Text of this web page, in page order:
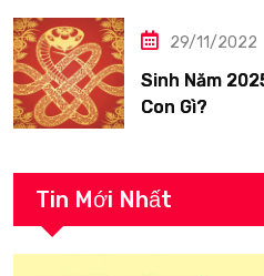
29/11/2022
Sinh Năm
Con Gì?
Tin Mới Nhất